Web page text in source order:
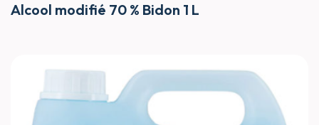
Alcool modifié 70 % Bidon 1 L